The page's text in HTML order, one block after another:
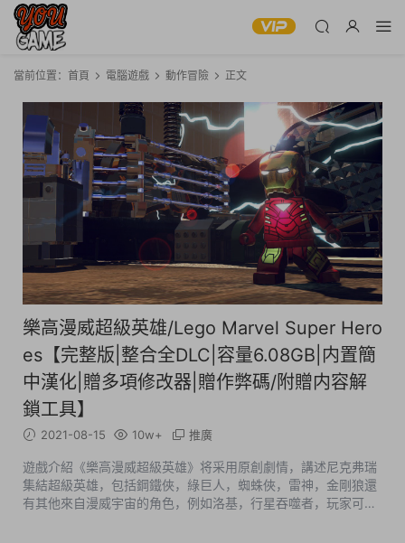
當前位置： 首頁 電腦遊戲 動作冒險 正文
樂高漫威超級英雄/Lego Marvel Super Hero
es【完整版|整合全DLC|容量6.08GB|内置簡
中漢化|贈多項修改器|贈作弊碼/附贈内容解
鎖工具】
2021-08-15 10w+ 推廣
遊戲介紹《樂高漫威超級英雄》将采用原創劇情，講述尼克弗瑞
集結超級英雄，包括鋼鐵俠，綠巨人，蜘蛛俠，雷神，金剛狼還
有其他來自漫威宇宙的角色，例如洛基，行星吞噬者，玩家可選